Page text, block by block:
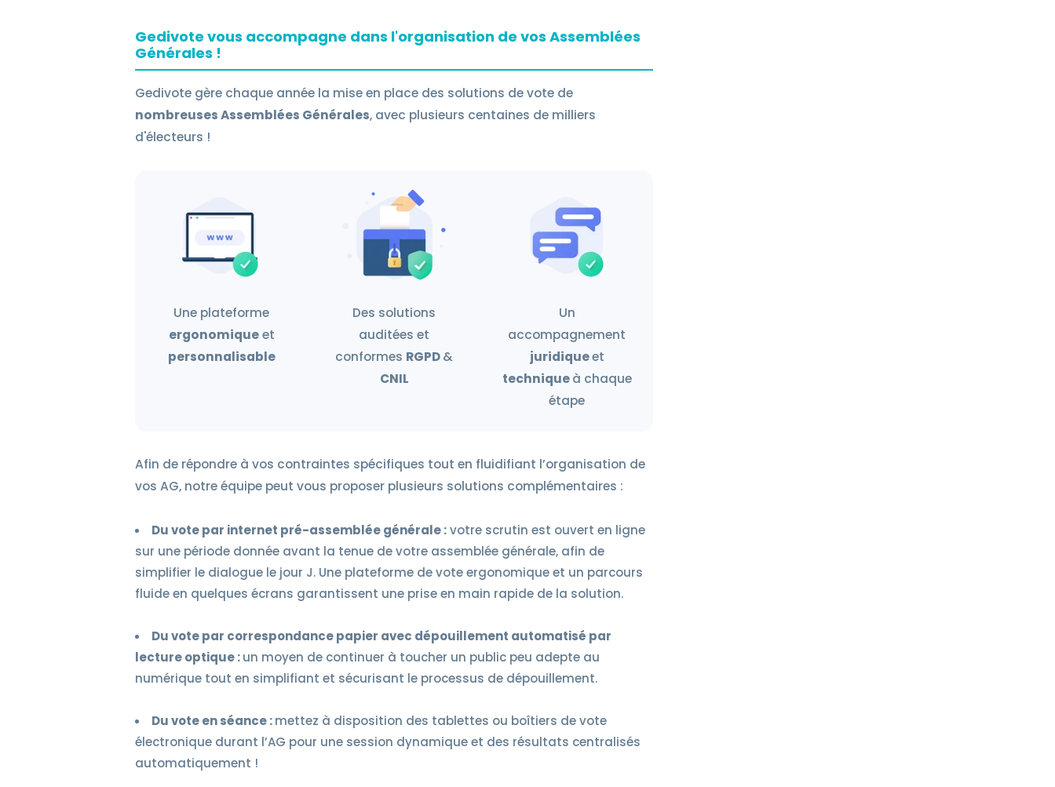
Gedivote vous accompagne dans l'organisation de vos Assemblées
Générales !
Gedivote gère chaque année la mise en place des solutions de vote de
nombreuses Assemblées Générales, avec plusieurs centaines de milliers
d'électeurs !
Une plateforme
ergonomiqueet
personnalisable
Des solutions
auditées et
conformes RGPD&
CNIL
Un
accompagnement
juridiqueet
techniqueà chaque
étape
Afin de répondre à vos contraintes spécifiques tout en fluidifiant l’organisation de
vos AG, notre équipe peut vous proposer plusieurs solutions complémentaires :
Du vote par internet pré-assemblée générale :votre scrutin est ouvert en ligne
sur une période donnée avant la tenue de votre assemblée générale, afin de
simplifier le dialogue le jour J. Une plateforme de vote ergonomique et un parcours
fluide en quelques écrans garantissent une prise en main rapide de la solution.
Du vote par correspondance papier avec dépouillement automatisé par
lecture optique :un moyen de continuer à toucher un public peu adepte au
numérique tout en simplifiant et sécurisant le processus de dépouillement.
Du vote en séance :mettez à disposition des tablettes ou boîtiers de vote
électronique durant l’AG pour une session dynamique et des résultats centralisés
automatiquement !